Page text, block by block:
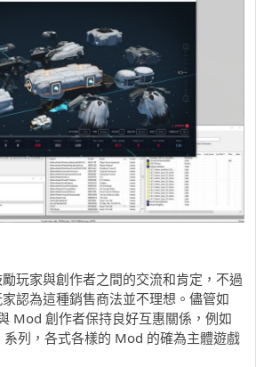
玩家與創作者之間的交流和肯定，不過
認為這種銷售商法並不理想。儘管如
Mod 創作者保持良好互惠關係，例如
列，各式各樣的 Mod 的確為主體遊戲